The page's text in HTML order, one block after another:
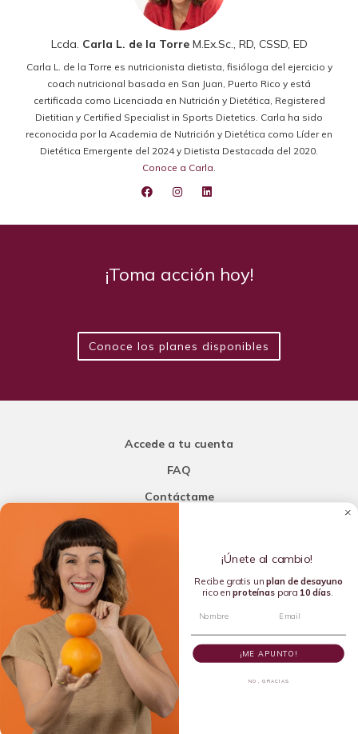
Lcda. Carla L. de la TorreM.Ex.Sc., RD, CSSD, ED
Carla L. de la Torre es nutricionista dietista, fisióloga del ejercicio y
coach nutricional basada en San Juan, Puerto Rico y está
certificada como Licenciada en Nutrición y Dietética, Registered
Dietitian y Certified Specialist in Sports Dietetics. Carla ha sido
reconocida por la Academia de Nutrición y Dietética como Líder en
Dietética Emergente del 2024 y Dietista Destacada del 2020.
Conoce a Carla.
¡Toma acción hoy!
Conoce los planes disponibles
Accede a tu cuenta
FAQ
Contáctame
Añade una porción de inteligencia a tu nutrición
Copyright © 2016-2026 Carla L. de la Torre. All rights reserved.
Dietista Destacada del 2020 y Líder en Dietética Emergente del
2024 por la Academia de Nutrición y Dietética
¡Únete al cambio!
Recibe gratis unplan de desayuno
rico enproteínaspara 10 días.
¡ME APUNTO!
NO, GRACIAS